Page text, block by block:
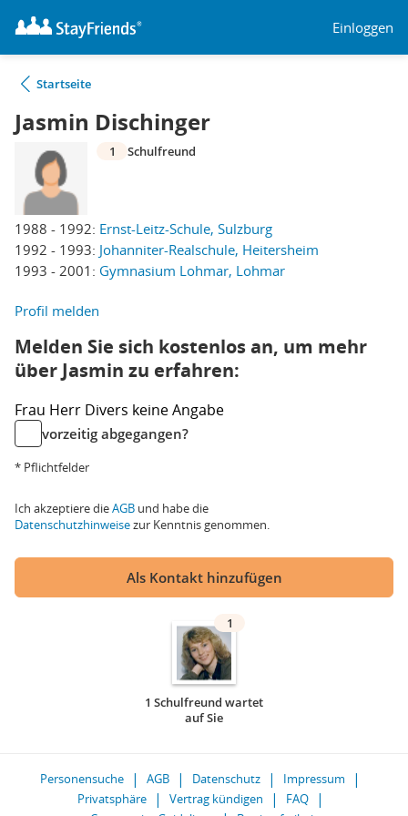
Einloggen
Startseite
Jasmin Dischinger
1988 - 1992: Ernst-Leitz-Schule, Sulzburg
1992 - 1993: Johanniter-Realschule, Heitersheim
1993 - 2001: Gymnasium Lohmar, Lohmar
1 Schulfreund
Profil melden
Melden Sie sich kostenlos an, um mehr
über Jasmin zu erfahren:
Frau Herr Divers keine Angabe
vorzeitig abgegangen?
* Pflichtfelder
Ich akzeptiere dieAGB und habe die
Datenschutzhinweisezur Kenntnis genommen.
Als Kontakt hinzufügen
1
1 Schulfreund wartet
auf Sie
Personensuche AGB Datenschutz
Impressum
Privatsphäre
Vertrag kündigen
FAQ